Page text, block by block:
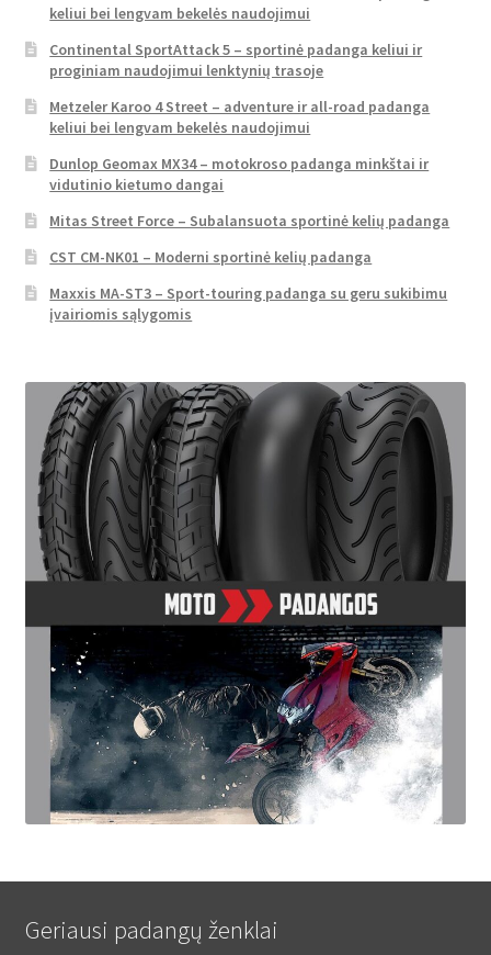
keliui bei lengvam bekelės naudojimui
Continental SportAttack 5 – sportinė padanga keliui ir
proginiam naudojimui lenktynių trasoje
Metzeler Karoo 4 Street – adventure ir all-road padanga
keliui bei lengvam bekelės naudojimui
Dunlop Geomax MX34 – motokroso padanga minkštai ir
vidutinio kietumo dangai
Mitas Street Force – Subalansuota sportinė kelių padanga
CST CM-NK01 – Moderni sportinė kelių padanga
Maxxis MA-ST3 – Sport-touring padanga su geru sukibimu
įvairiomis sąlygomis
Geriausi padangų ženklai